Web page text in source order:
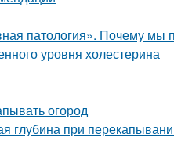
патология». Почему мы
уровня холестерина
огород
глубина при